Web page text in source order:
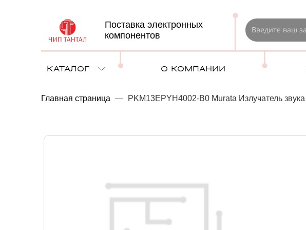
Поставка электронных
компонентов
КАТАЛОГ О КОМПАНИИ
Главная страница — PKM13EPYH4002-B0 Murata Излучатель звука